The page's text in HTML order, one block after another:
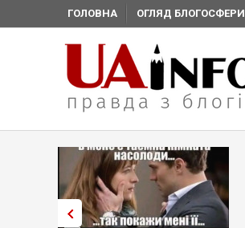
ГОЛОВНА ОГЛЯД БЛОГОСФЕРИ